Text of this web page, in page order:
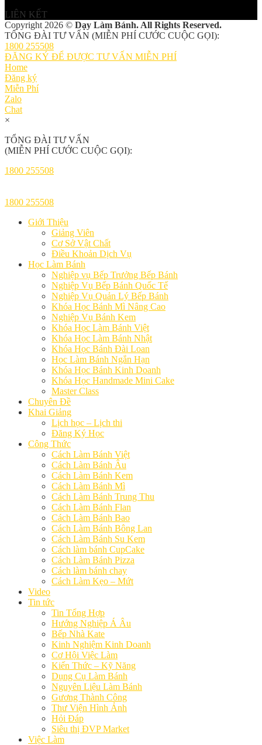
LIÊN KẾT
Copyright 2026 © Dạy Làm Bánh. All Rights Reserved.
TỔNG ĐÀI TƯ VẤN (MIỄN PHÍ CƯỚC CUỘC GỌI):
1800 255508
ĐĂNG KÝ ĐỂ ĐƯỢC TƯ VẤN MIỄN PHÍ
Home
Đăng ký
Miễn Phí
Zalo
Chat
×
TỔNG ĐÀI TƯ VẤN
(MIỄN PHÍ CƯỚC CUỘC GỌI):
1800 255508
1800 255508
Giới Thiệu
Giảng Viên
Cơ Sở Vật Chất
Điều Khoản Dịch Vụ
Học Làm Bánh
Nghiệp vụ Bếp Trưởng Bếp Bánh
Nghiệp Vụ Bếp Bánh Quốc Tế
Nghiệp Vụ Quản Lý Bếp Bánh
Khóa Học Bánh Mì Nâng Cao
Nghiệp Vụ Bánh Kem
Khóa Học Làm Bánh Việt
Khóa Học Làm Bánh Nhật
Khóa Học Bánh Đài Loan
Học Làm Bánh Ngắn Hạn
Khóa Học Bánh Kinh Doanh
Khóa Học Handmade Mini Cake
Master Class
Chuyên Đề
Khai Giảng
Lịch học – Lịch thi
Đăng Ký Học
Công Thức
Cách Làm Bánh Việt
Cách Làm Bánh Âu
Cách Làm Bánh Kem
Cách Làm Bánh Mì
Cách Làm Bánh Trung Thu
Cách Làm Bánh Flan
Cách Làm Bánh Bao
Cách Làm Bánh Bông Lan
Cách Làm Bánh Su Kem
Cách làm bánh CupCake
Cách Làm Bánh Pizza
Cách làm bánh chay
Cách Làm Kẹo – Mứt
Video
Tin tức
Tin Tổng Hợp
Hướng Nghiệp Á Âu
Bếp Nhà Kate
Kinh Nghiệm Kinh Doanh
Cơ Hội Việc Làm
Kiến Thức – Kỹ Năng
Dụng Cụ Làm Bánh
Nguyên Liệu Làm Bánh
Gương Thành Công
Thư Viện Hình Ảnh
Hỏi Đáp
Siêu thị ĐVP Market
Việc Làm